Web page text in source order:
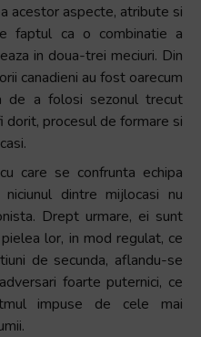
acestor aspecte, atribute si
faptul ca o combinatie a
in doua-trei meciuri. Din
canadieni au fost oarecum
de a folosi sezonul trecut
dorit, procesul de formare si
care se confrunta echipa
dintre mijlocasi nu
Drept urmare, ei sunt
lor, in mod regulat, ce
de secunda, aflandu-se
foarte puternici, ce
impuse de cele mai